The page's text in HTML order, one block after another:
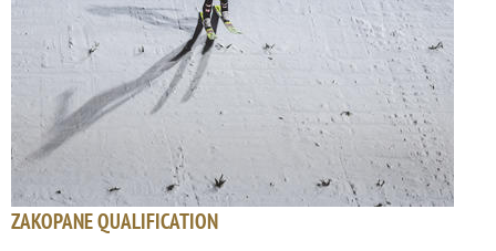
ZAKOPANE QUALIFICATION